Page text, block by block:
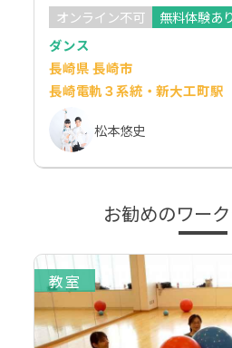
オンライン不可
無料体験あ
ダンス
長崎県 長崎市
長崎電軌３系統・新大工町駅
松本悠史
お勧めのワー
教室